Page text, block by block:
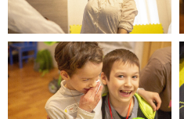
Контакты
+7 (950) 004-26-28